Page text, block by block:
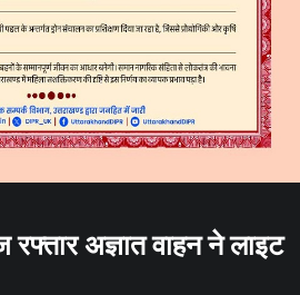
अज्ञात वाहन ने लाइट